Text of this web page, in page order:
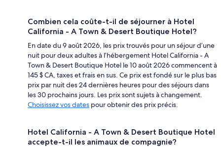
Combien cela coûte-t-il de séjourner à Hotel
California - A Town & Desert Boutique Hotel?
En date du 9 août 2026, les prix trouvés pour un séjour d’une
nuit pour deux adultes à l’hébergement Hotel California - A
Town & Desert Boutique Hotel le 10 août 2026 commencent à
145 $ CA, taxes et frais en sus. Ce prix est fondé sur le plus bas
prix par nuit des 24 dernières heures pour des séjours dans
les 30 prochains jours. Les prix sont sujets à changement.
Choisissez vos dates pour obtenir des prix précis.
Hotel California - A Town & Desert Boutique Hotel
accepte-t-il les animaux de compagnie?